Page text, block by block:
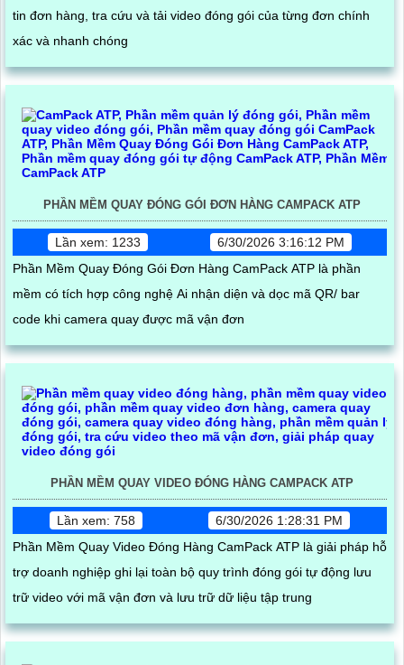
tin đơn hàng, tra cứu và tải video đóng gói của từng đơn chính
xác và nhanh chóng
PHẦN MỀM QUAY ĐÓNG GÓI ĐƠN HÀNG CAMPACK ATP
Lần xem: 1233
6/30/2026 3:16:12 PM
Phần Mềm Quay Đóng Gói Đơn Hàng CamPack ATP là phần
mềm có tích hợp công nghệ Ai nhận diện và dọc mã QR/ bar
code khi camera quay được mã vận đơn
PHẦN MỀM QUAY VIDEO ĐÓNG HÀNG CAMPACK ATP
Lần xem: 758
6/30/2026 1:28:31 PM
Phần Mềm Quay Video Đóng Hàng CamPack ATP là giải pháp hỗ
trợ doanh nghiệp ghi lại toàn bộ quy trình đóng gói tự động lưu
trữ video với mã vận đơn và lưu trữ dữ liệu tập trung